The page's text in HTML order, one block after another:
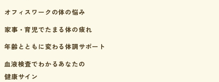
オフィスワークの体の悩み
家事・育児でたまる体の疲れ
年齢とともに変わる体調サポート
血液検査でわかるあなたの
健康サイン